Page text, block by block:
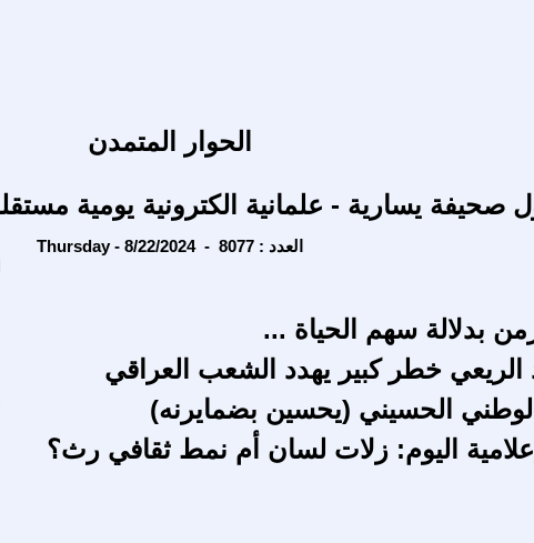
الحوار المتمدن
صحيفة يسارية - علمانية الكترونية يومية
Thursday - 8/22/2024 - العدد : 8077
بدلالة سهم الحياة ...
الريعي خطر كبير يهدد الشعب العراقي
الوطني الحسيني (يحسين بضمايرنه)
اليوم: زلات لسان أم نمط ثقافي رث؟